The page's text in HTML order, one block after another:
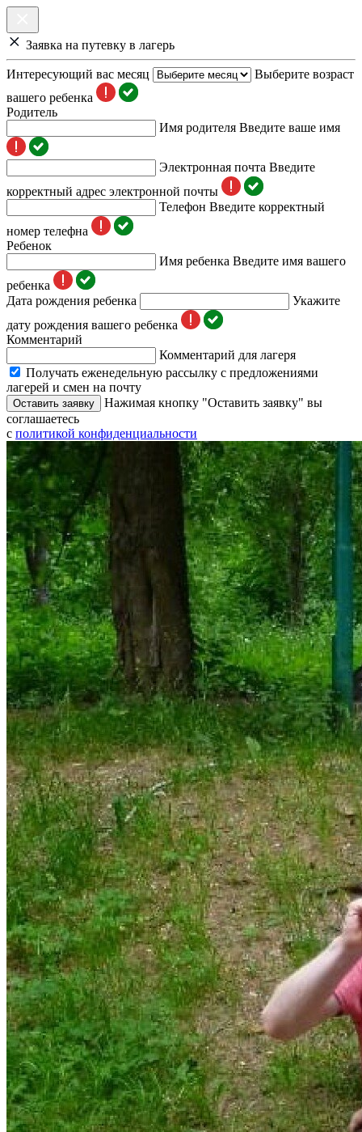
Заявка на путевку в лагерь
Интересующий вас месяц
Выберите возраст
вашего ребенка
Родитель
Имя родителя Введите ваше имя
Электронная почта Введите
корректный адрес электронной почты
Телефон Введите корректный
номер телефна
Ребенок
Имя ребенка Введите имя вашего
ребенка
Дата рождения ребенка
Укажите
дату рождения вашего ребенка
Комментарий
Комментарий для лагеря
Получать еженедельную рассылку с предложениями
лагерей и смен на почту
Оставить заявку
Нажимая кнопку "Оставить заявку" вы
соглашаетесь
с политикой конфиденциальности